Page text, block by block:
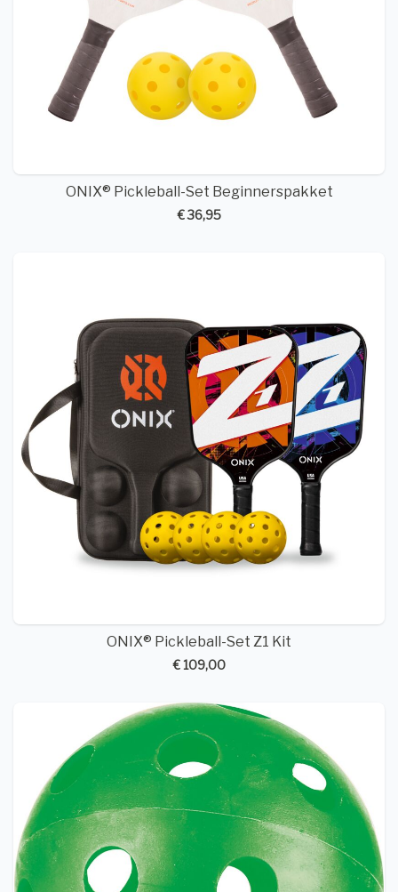
ONIX® Pickleball-Set Beginnerspakket
€ 36,95
ONIX® Pickleball-Set Z1 Kit
€ 109,00